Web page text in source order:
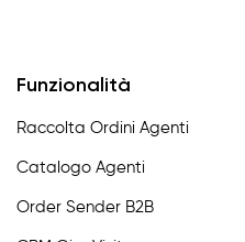
Funzionalità
Raccolta Ordini Agenti
Catalogo Agenti
Order Sender B2B